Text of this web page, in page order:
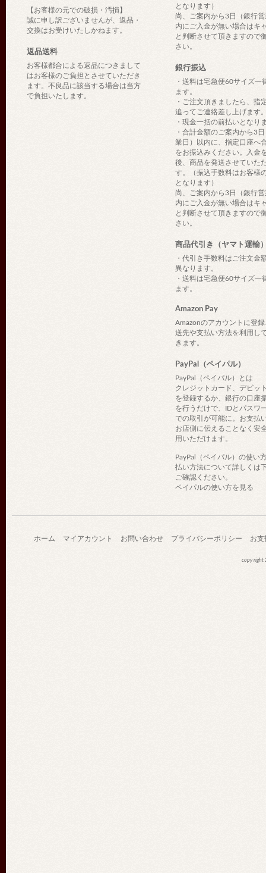
【お客様の元での破損・汚損】
誠に申し訳ございませんが、返品・
交換はお受けいたしかねます。
返品送料
お客様都合による返品につきまして
はお客様のご負担とさせていただき
ます。不良品に該当する場合は当方
で負担いたします。
となります）
尚、ご案内から3日（銀行
内にご入金が無い場合はキ
と判断させて頂きますので
さい。
銀行振込
・送料は宅急便60サイズ一
ます。
・ご注文頂きましたら、指
追ってご連絡差し上げます
・現金一括の前払いとなり
・合計金額のご案内から3
業日）以内に、指定口座へ
をお振込みください。入金
後、商品を発送させていた
す。（振込手数料はお客様
となります）
尚、ご案内から3日（銀行
内にご入金が無い場合はキ
と判断させて頂きますので
さい。
商品代引き（ヤマト運輸
・代引き手数料はご注文金
異なります。
・送料は宅急便60サイズ一
ます。
Amazon Pay
Amazonのアカウントに登
送先や支払い方法を利用し
きます。
PayPal（ペイパル）
PayPal（ペイパル）とは
クレジットカード、デビッ
を登録するか、銀行の口座
を行うだけで、IDとパスワ
での取引が可能に。お支払
お店側に伝えることなく安
用いただけます。
PayPal（ペイパル）の使い
払い方法について詳しくは
ご確認ください。
ペイパルの使い方を見る
ホーム マイアカウント お問い合わせ プライバシーポリシー お支
copy right